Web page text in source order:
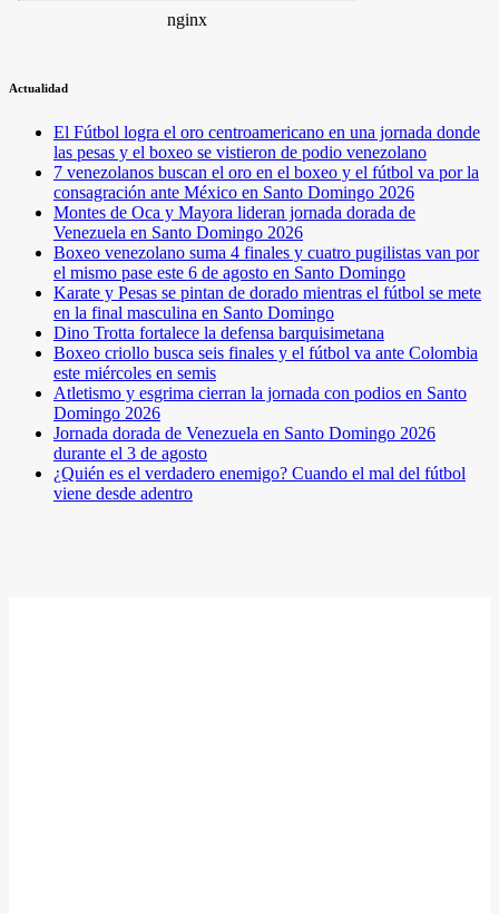
Actualidad
El Fútbol logra el oro centroamericano en una jornada donde
las pesas y el boxeo se vistieron de podio venezolano
7 venezolanos buscan el oro en el boxeo y el fútbol va por la
consagración ante México en Santo Domingo 2026
Montes de Oca y Mayora lideran jornada dorada de
Venezuela en Santo Domingo 2026
Boxeo venezolano suma 4 finales y cuatro pugilistas van por
el mismo pase este 6 de agosto en Santo Domingo
Karate y Pesas se pintan de dorado mientras el fútbol se mete
en la final masculina en Santo Domingo
Dino Trotta fortalece la defensa barquisimetana
Boxeo criollo busca seis finales y el fútbol va ante Colombia
este miércoles en semis
Atletismo y esgrima cierran la jornada con podios en Santo
Domingo 2026
Jornada dorada de Venezuela en Santo Domingo 2026
durante el 3 de agosto
¿Quién es el verdadero enemigo? Cuando el mal del fútbol
viene desde adentro